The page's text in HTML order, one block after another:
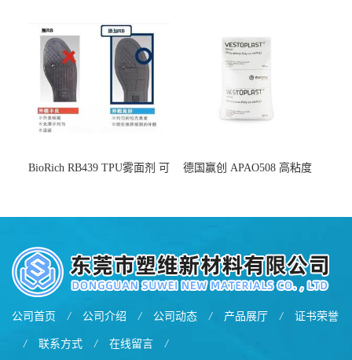
BioRich RB439 TPU雾面剂 可
德国赢创 APAO508 高粘度
公司首页 / 公司介绍 / 公司动态 / 产品展厅 / 证书荣誉
/ 联系方式 / 在线留言 /